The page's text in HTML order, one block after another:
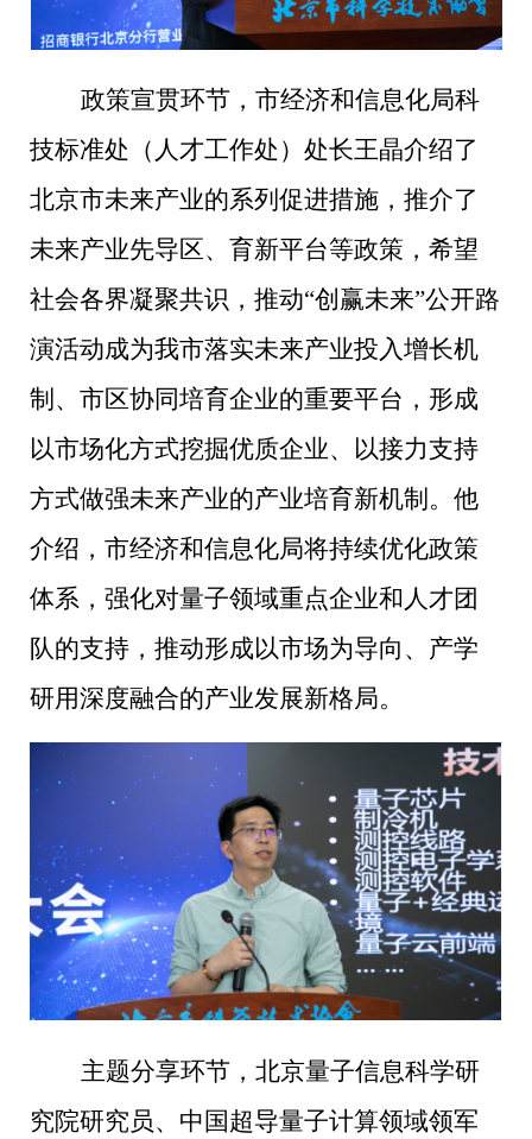
政策宣贯环节，市经济和信息化局科
技标准处（人才工作处）处长王晶介绍了
北京市未来产业的系列促进措施，推介了
未来产业先导区、育新平台等政策，希望
社会各界凝聚共识，推动“创赢未来”公开路
演活动成为我市落实未来产业投入增长机
制、市区协同培育企业的重要平台，形成
以市场化方式挖掘优质企业、以接力支持
方式做强未来产业的产业培育新机制。他
介绍，市经济和信息化局将持续优化政策
体系，强化对量子领域重点企业和人才团
队的支持，推动形成以市场为导向、产学
研用深度融合的产业发展新格局。
主题分享环节，北京量子信息科学研
究院研究员、中国超导量子计算领域领军